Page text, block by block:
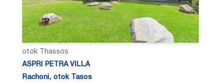
otok Thassos
ASPRI PETRA VILLA
Rachoni, otok Tasos